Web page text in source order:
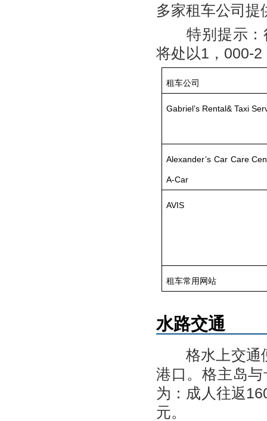
多家租车公司提
特别提示：行
将处以1，000-
租车公司
Gabriel’s Rental& Taxi
Alexander’s Car Care
A-Car
AVIS
租车常用网站
水路交通
格水上交通便
港口。格主岛
为：成人往返
元。